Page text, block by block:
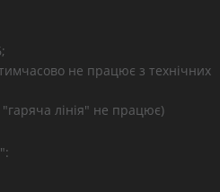
не працює з технічних
"гаряча лінія" не працює)